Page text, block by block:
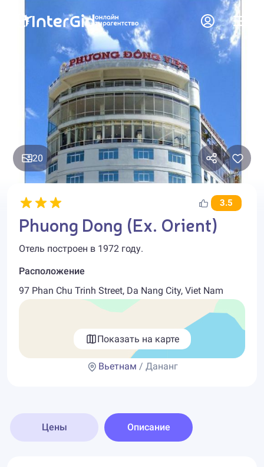
20
3.5
Phuong Dong (Ex. Orient)
Отель построен в 1972 году.
Расположение
97 Phan Chu Trinh Street, Da Nang City, Viet Nam
Показать на карте
Вьетнам / Дананг
Цены Описание